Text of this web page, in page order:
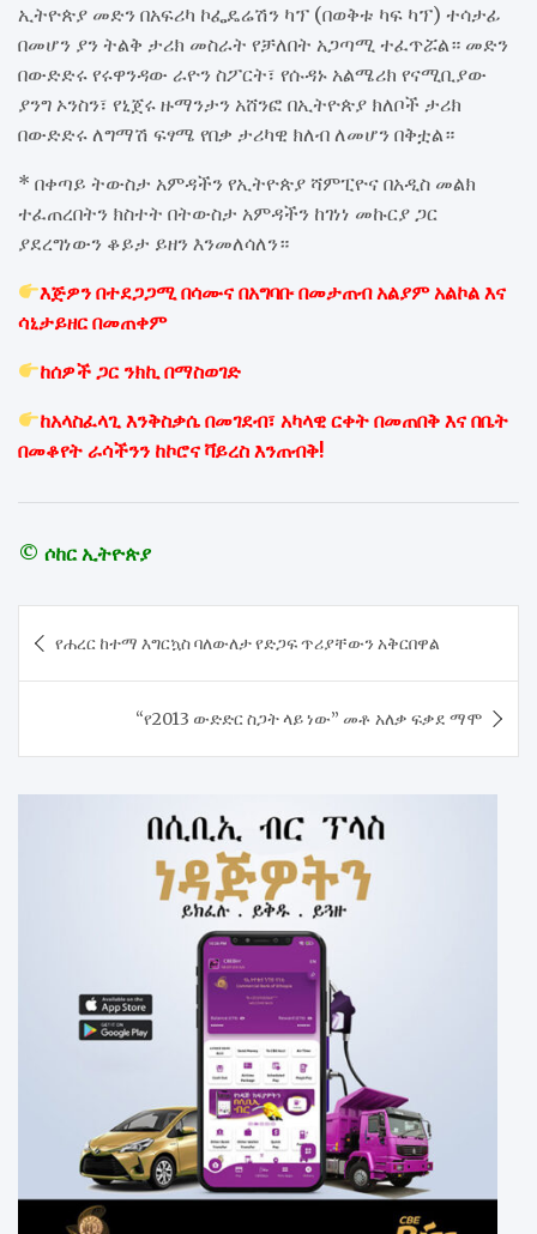
ኢትዮጵያ መድን በአፍሪካ ኮፌዴሬሽን ካፕ (በወቅቱ ካፍ ካፕ) ተሳታፊ
በመሆን ያን ትልቅ ታሪክ መስራት የቻለበት አጋጣሚ ተፈጥሯል። መድን
በውድድሩ የሩዋንዳው ራዮን ስፖርት፣ የሱዳኑ አልሜሪክ የናሚቢያው
ያንግ ኦንስን፣ የኒጀሩ ዙማንታን አሸንፎ በኢትዮጵያ ክለቦች ታሪክ
በውድድሩ ለግማሽ ፍፃሜ የበቃ ታሪካዊ ክለብ ለመሆን በቅቷል።
* በቀጣይ ትውስታ አምዳችን የኢትዮጵያ ሻምፒዮና በአዲስ መልክ
ተፈጠረበትን ክስተት በትውስታ አምዳችን ከገነነ መኩርያ ጋር
ያደረግነውን ቆይታ ይዘን እንመለሳለን።
እጅዎን በተደጋጋሚ በሳሙና በአግባቡ በመታጠብ አልያም አልኮል እና
ሳኒታይዘር በመጠቀም
ከሰዎች ጋር ንክኪ በማስወገድ
ከአላስፈላጊ እንቅስቃሴ በመገደብ፣ አካላዊ ርቀት በመጠበቅ እና በቤት
በመቆየት ራሳችንን ከኮሮና ቫይረስ እንጠብቅ!
© ሶከር ኢትዮጵያ
navigation
የሐረር ከተማ እግርኳስ ባለውለታ የድጋፍ ጥሪያቸውን አቅርበዋል
“የ2013 ውድድር ስጋት ላይ ነው” መቶ አለቃ ፍቃደ ማሞ